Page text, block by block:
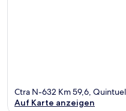
Ctra N-632 Km 59,6,
Auf Karte anzeigen